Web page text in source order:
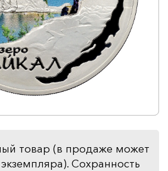
товар (в продаже может
Сохранность